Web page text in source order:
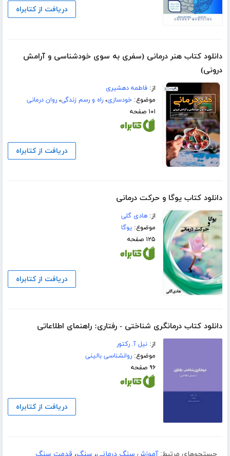
دریافت از کتابراه
دانلود کتاب هنر درمانی (سفری به سوی خودشناسی و آرامش
درونی)
از:فاطمه دهشیری
موضوع:خودسازی،راه و رسم زندگی،روان درمانی
۱۰۱ صفحه
دریافت از کتابراه
دانلود کتاب یوگا و حرکت درمانی
از:هادی گلی
موضوع:یوگا
۱۲۵ صفحه
دریافت از کتابراه
دانلود کتاب درمانگری شناختی - رفتاری: راهنمای اطلاعاتی
از:نیل آ. رکتور
موضوع:روانشناسی بالینی
۹۶ صفحه
دریافت از کتابراه
جستجوهای مرتبط: آموزش سنگ درمانی، سنگ، قدمت سنگ